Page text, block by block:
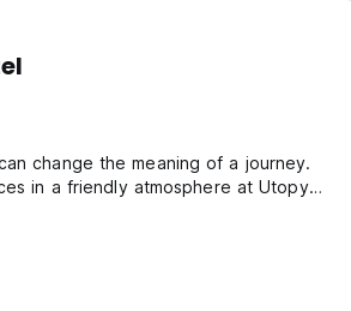
change the meaning of a journey.
in a friendly atmosphere at Utopy
of a 15-people dormitory
thanks to our 'box beds'...